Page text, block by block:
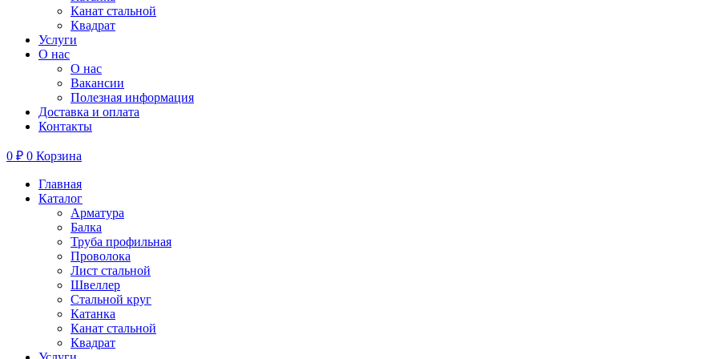
Канат стальной
Квадрат
Услуги
О нас
О нас
Вакансии
Полезная информация
Доставка и оплата
Контакты
0 ₽ 0 Корзина
Главная
Каталог
Арматура
Балка
Труба профильная
Проволока
Лист стальной
Швеллер
Стальной круг
Катанка
Канат стальной
Квадрат